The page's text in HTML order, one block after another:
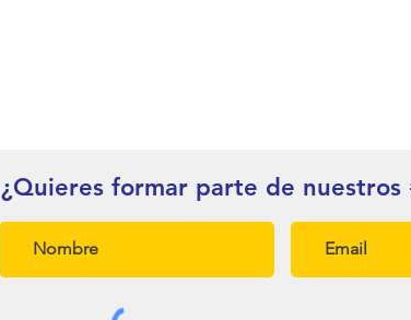
¿Quieres formar parte de nuestros